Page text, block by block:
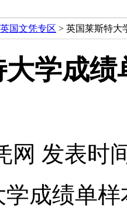
英国文凭专区 > 英国莱斯特大
学成
网 发表时
成绩单